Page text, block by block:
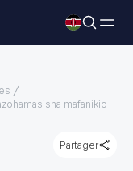
mafanikio
Partager